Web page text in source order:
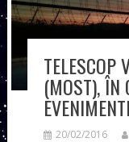
TELESCOP
(MOST), ÎN
20/02/2016